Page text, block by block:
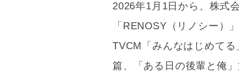
2026年1月1日から、株式
「RENOSY（リノシー）
TVCM「みんなはじめてる
篇、「ある日の後輩と俺